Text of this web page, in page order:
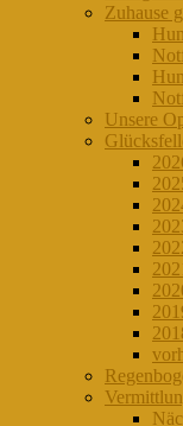
Zuhause
Unsere